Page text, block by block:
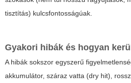
tisztítás) kulcsfontosságúak.
Gyakori hibák és hogyan
A hibák sokszor egyszerű
akkumulátor, száraz vatta (dry hit),